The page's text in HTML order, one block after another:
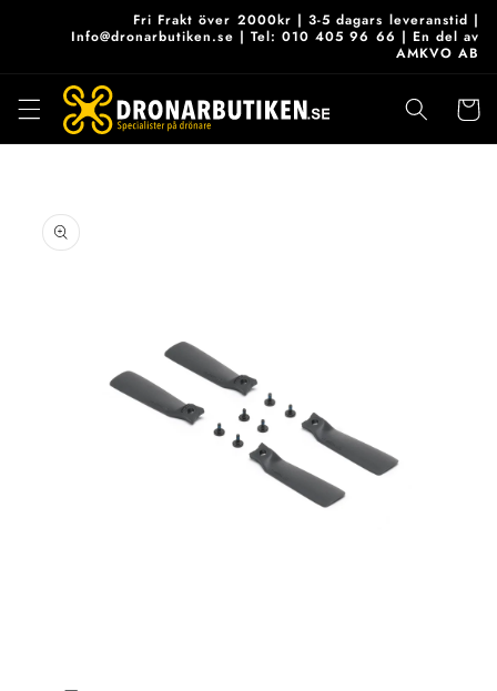
Fri Frakt över 2000kr | 3-5 dagars leveranstid |
Info@dronarbutiken.se | Tel: 010 405 96 66 | En del av
AMKVO AB
vidare till